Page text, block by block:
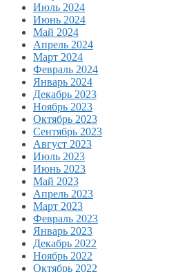
Июль 2024
Июнь 2024
Май 2024
Апрель 2024
Март 2024
Февраль 2024
Январь 2024
Декабрь 2023
Ноябрь 2023
Октябрь 2023
Сентябрь 2023
Август 2023
Июль 2023
Июнь 2023
Май 2023
Апрель 2023
Март 2023
Февраль 2023
Январь 2023
Декабрь 2022
Ноябрь 2022
Октябрь 2022